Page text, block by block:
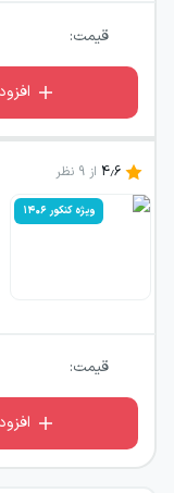
قیمت:
4.6 از9 نظر
ویژه کنکور ۱۴۰۶
قیمت: